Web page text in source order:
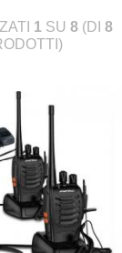
1 SU 8(DI 8